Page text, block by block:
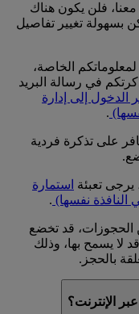
فلن يكون هناك
بسهولة تغيير تفاصيل
الخاصة،
في رسالة البريد
الدخول إلى إدارة
.
على تذكرة فردية
يرجى تعبئة استمارة
النافذة نفسها) .
الحجوزات، قد تخضع
لا يسمح بها، وذلك
بالحجز.
الإنترنت؟